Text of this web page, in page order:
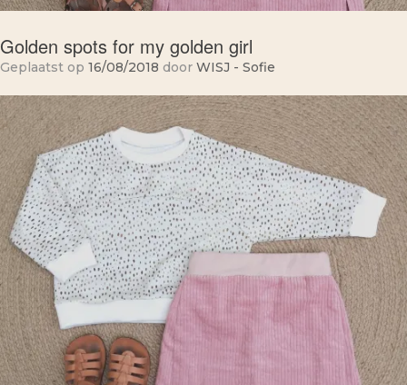
Golden spots for my golden girl
Geplaatst op 16/08/2018 door WISJ - Sofie